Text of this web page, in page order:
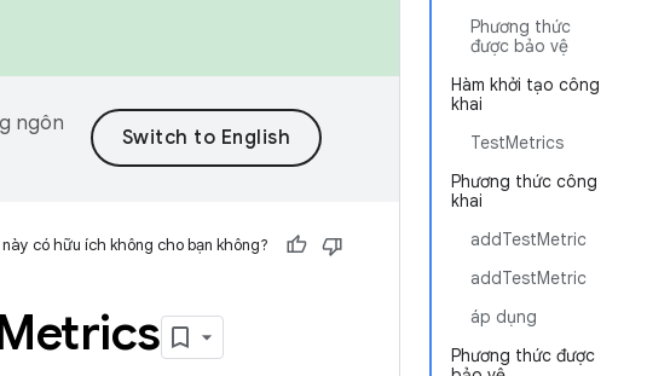
Phương thức
được bảo vệ
Hàm khởi tạo công
khai
TestMetrics
Phương thức công
khai
addTestMetric
addTestMetric
áp dụng
Phương thức được
ngôn
có hữu ích không cho bạn không?